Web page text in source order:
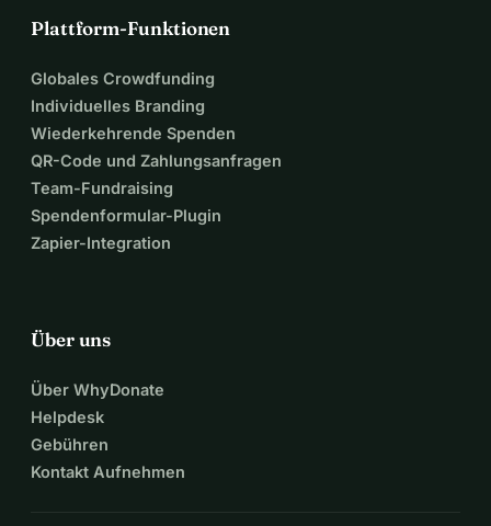
Plattform-Funktionen
Globales Crowdfunding
Individuelles Branding
Wiederkehrende Spenden
QR-Code und Zahlungsanfragen
Team-Fundraising
Spendenformular-Plugin
Zapier-Integration
Über uns
Über WhyDonate
Helpdesk
Gebühren
Kontakt Aufnehmen